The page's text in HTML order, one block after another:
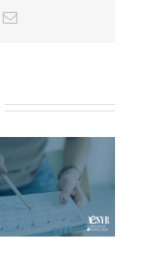
Correo